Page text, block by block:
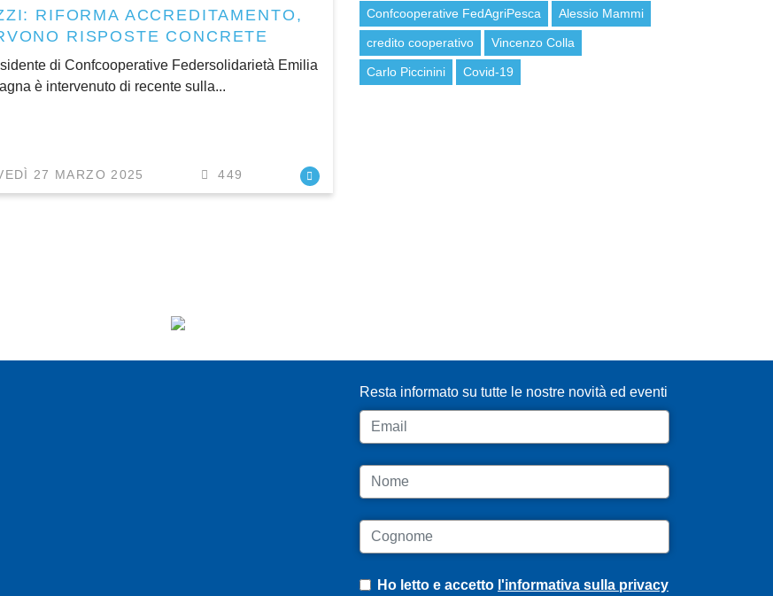
RIFORMA ACCREDITAMENTO,
RISPOSTE CONCRETE
di Confcooperative Federsolidarietà Emilia
è intervenuto di recente sulla...
27 MARZO 2025 449
Confcooperative FedAgriPesca Alessio Mammi
credito cooperativo Vincenzo Colla
Carlo Piccinini Covid-19
Resta informato su tutte le nostre novità ed eventi
Email
Nome
Cognome
Ho letto e accetto l'informativa sulla privacy